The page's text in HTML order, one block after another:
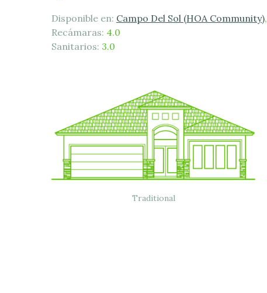
Disponible en: Campo Del Sol (HOA Community),
Recámaras: 4.0
Sanitarios: 3.0
Traditional